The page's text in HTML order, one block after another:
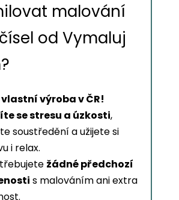
malování
od Vymaluj
vlastní výroba v ČR!
se stresu a úzkosti,
soustředění a užijete si
i relax.
žádné předchozí
s malováním ani extra